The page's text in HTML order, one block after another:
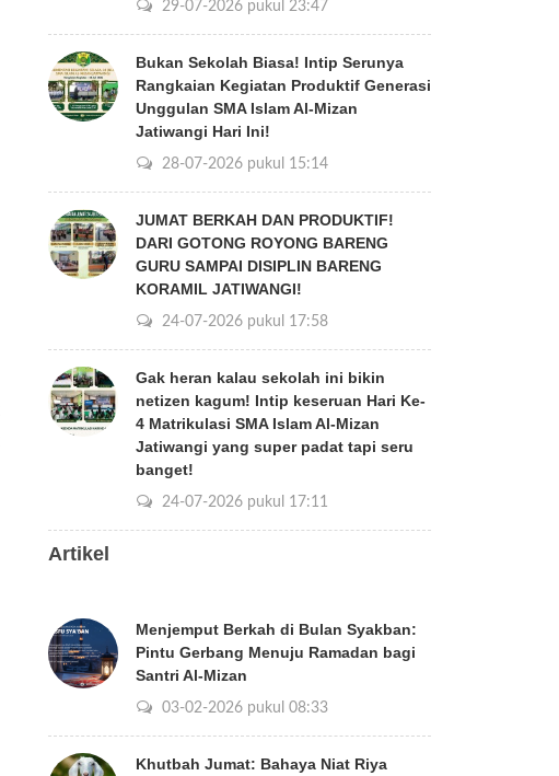
29-07-2026 pukul 23:47
Bukan Sekolah Biasa! Intip Serunya
Rangkaian Kegiatan Produktif Generasi
Unggulan SMA Islam Al-Mizan
Jatiwangi Hari Ini!
28-07-2026 pukul 15:14
JUMAT BERKAH DAN PRODUKTIF!
DARI GOTONG ROYONG BARENG
GURU SAMPAI DISIPLIN BARENG
KORAMIL JATIWANGI!
24-07-2026 pukul 17:58
Gak heran kalau sekolah ini bikin
netizen kagum! Intip keseruan Hari Ke-
4 Matrikulasi SMA Islam Al-Mizan
Jatiwangi yang super padat tapi seru
banget!
24-07-2026 pukul 17:11
Artikel
Menjemput Berkah di Bulan Syakban:
Pintu Gerbang Menuju Ramadan bagi
Santri Al-Mizan
03-02-2026 pukul 08:33
Khutbah Jumat: Bahaya Niat Riya